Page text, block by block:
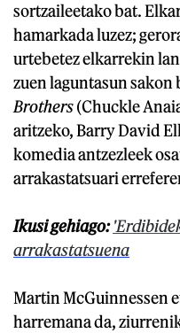
sortzaileetako bat.
hamarkada luzez;
urtebetez elkarrekin
zuen laguntasun sakon
Brothers(Chuckle
aritzeko, Barry David
komedia antzezleek
arrakastatsuari
Ikusi gehiago:
arrakastatsuena
Martin McGuinnessen
harremana da,